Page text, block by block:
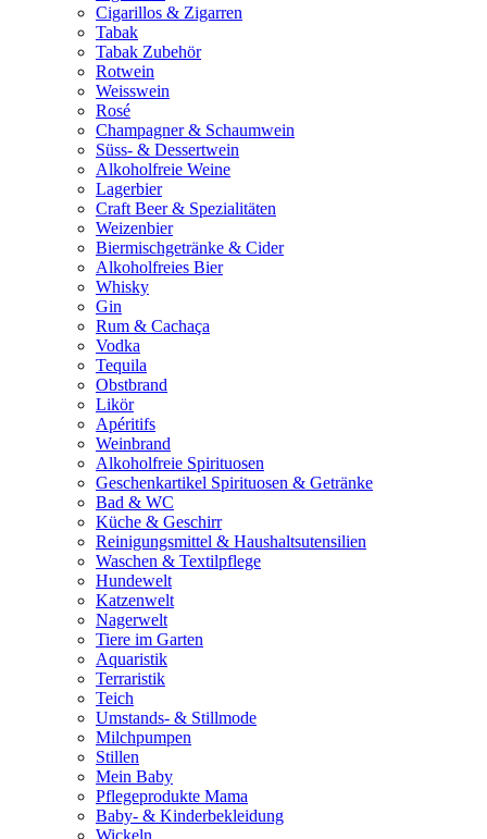
Cigarillos & Zigarren
Tabak
Tabak Zubehör
Rotwein
Weisswein
Rosé
Champagner & Schaumwein
Süss- & Dessertwein
Alkoholfreie Weine
Lagerbier
Craft Beer & Spezialitäten
Weizenbier
Biermischgetränke & Cider
Alkoholfreies Bier
Whisky
Gin
Rum & Cachaça
Vodka
Tequila
Obstbrand
Likör
Apéritifs
Weinbrand
Alkoholfreie Spirituosen
Geschenkartikel Spirituosen & Getränke
Bad & WC
Küche & Geschirr
Reinigungsmittel & Haushaltsutensilien
Waschen & Textilpflege
Hundewelt
Katzenwelt
Nagerwelt
Tiere im Garten
Aquaristik
Terraristik
Teich
Umstands- & Stillmode
Milchpumpen
Stillen
Mein Baby
Pflegeprodukte Mama
Baby- & Kinderbekleidung
Wickeln